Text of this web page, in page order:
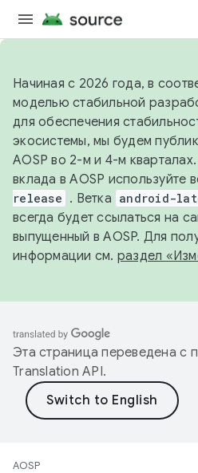
Начиная с 2026 года, в
моделью стабильной
для обеспечения
экосистемы, мы будем
AOSP во 2-м и 4-м
вклада в AOSP используйте
release . Ветка android-
всегда будет ссылаться на
выпущенный в AOSP. Для
информации см. раздел
Эта страница переведена с
Translation API.
AOSP